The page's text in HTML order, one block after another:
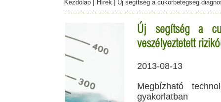
Kezdőlap | Hírek Új segítség a cukorbetegség
Új segítség a
veszélyeztetett
2013-08-13
Megbízható
gyakorlatban